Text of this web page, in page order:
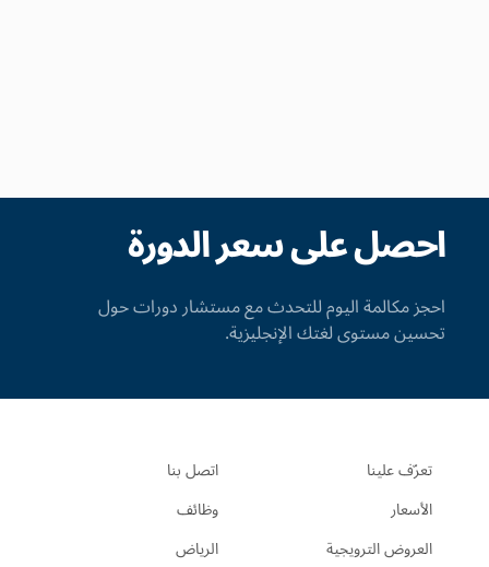
احصل على سعر الدورة
احجز مكالمة اليوم للتحدث مع مستشار دورات حول
تحسين مستوى لغتك الإنجليزية.
تعرّف علينا
الأسعار
العروض الترويجية
اتصل بنا
وظائف
الرياض